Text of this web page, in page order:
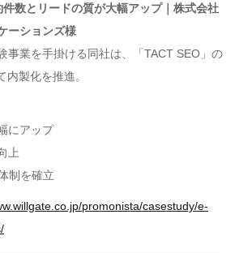
件数とリードの質が大幅アップ｜株式会社
ーションズ様
事業を手掛ける同社は、「TACT SEO」の
内製化を推進。
にアップ
上
制を確立
promonista/casestudy/e-